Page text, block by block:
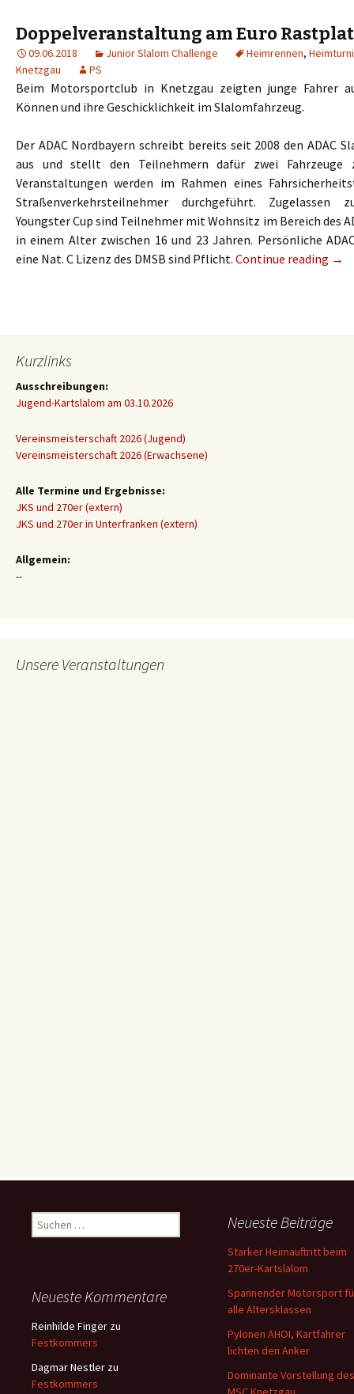
Doppelveranstaltung am Euro
09.06.2018 Junior Slalom Challenge Heimrennen,
Knetzgau
PS
Beim Motorsportclub in Knetzgau zeigten junge Fahrer
Können und ihre Geschicklichkeit im Slalomfahrzeug.
Der ADAC Nordbayern schreibt bereits seit 2008 den ADAC
aus und stellt den Teilnehmern dafür zwei Fahrzeuge
Veranstaltungen werden im Rahmen eines
Straßenverkehrsteilnehmer durchgeführt. Zugelassen
Youngster Cup sind Teilnehmer mit Wohnsitz im Bereich des
in einem Alter zwischen 16 und 23 Jahren. Persönliche
eine Nat. C Lizenz des DMSB sind Pflicht. Continue reading →
Kurzlinks
Ausschreibungen:
Jugend-Kartslalom am 03.10.2026
Vereinsmeisterschaft 2026 (Jugend)
Vereinsmeisterschaft 2026 (Erwachsene)
Alle Termine und Ergebnisse:
JKS und 270er (extern)
JKS und 270er in Unterfranken (extern)
Allgemein:
--
Unsere Veranstaltungen
Suchen
nach:
Neueste Beiträge
Starker Heimauftritt beim
270er-Kartslalom
Spannender Motorsport
alle Altersklassen
Pylonen AHOI, Kartfahrer
lichten den Anker
Dominante Vorstellung des
Neueste Kommentare
Reinhilde Finger zu
Festkommers
Dagmar Nestler zu
Festkommers